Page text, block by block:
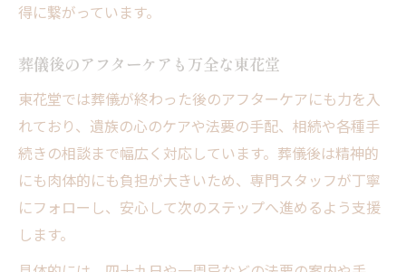
得に繋がっています。
葬儀後のアフターケアも万全な東花堂
東花堂では葬儀が終わった後のアフターケアにも力を入
れており、遺族の心のケアや法要の手配、相続や各種手
続きの相談まで幅広く対応しています。葬儀後は精神的
にも肉体的にも負担が大きいため、専門スタッフが丁寧
にフォローし、安心して次のステップへ進めるよう支援
します。